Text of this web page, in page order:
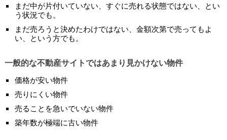
まだ中が片付いていない、すぐに売れる状態ではない、とい
う状況でも。
まだ売ろうと決めたわけではない、金額次第で売ってもよ
い、という方でも。
一般的な不動産サイトではあまり見かけない物件
価格が安い物件
売りにくい物件
売ることを急いでいない物件
築年数が極端に古い物件